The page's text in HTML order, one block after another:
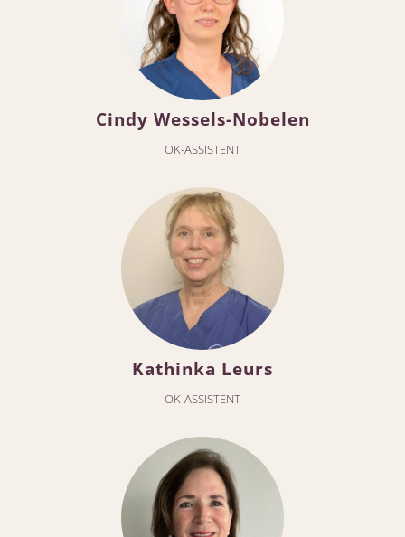
Cindy Wessels-Nobelen
OK-ASSISTENT
Kathinka Leurs
OK-ASSISTENT